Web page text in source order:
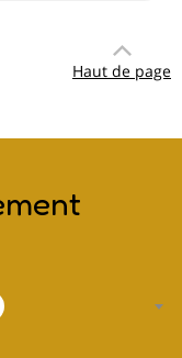
Haut de page